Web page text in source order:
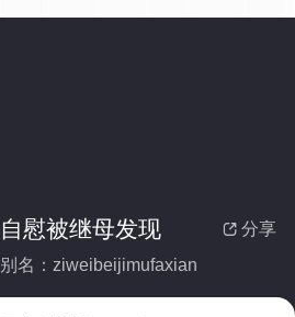
 分享
自慰被继母发现
别名：ziweibeijimufaxian